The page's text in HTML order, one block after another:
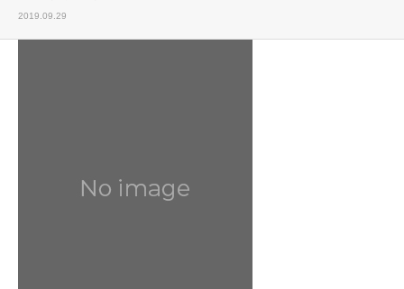
2019.09.29